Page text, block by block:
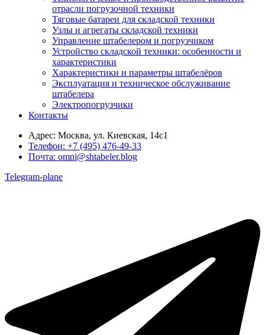
отрасли погрузочной техники
Тяговые батареи для складской техники
Узлы и агрегаты складской техники
Управление штабелером и погрузчиком
Устройство складской техники: особенности и
характеристики
Характеристики и параметры штабелёров
Эксплуатация и техническое обслуживание
штабелера
Электропогрузчики
Контакты
Адрес: Москва, ул. Киевская, 14с1
Телефон: +7 (495) 476-49-33
Почта: omni@shtabeler.blog
Telegram-plane